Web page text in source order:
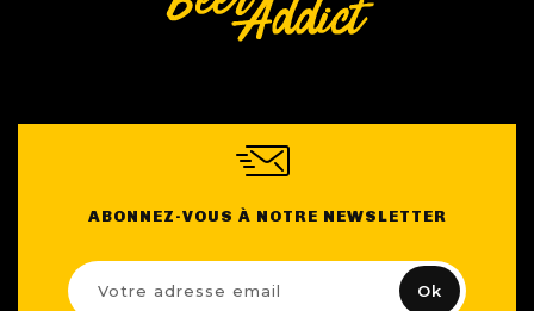
ABONNEZ-VOUS À NOTRE NEWSLETTER